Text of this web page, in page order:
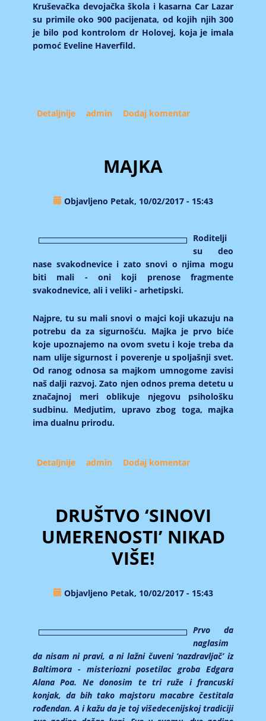
Kruševačka devojačka škola i kasarna Car Lazar
su primile oko 900 pacijenata, od kojih njih 300
je bilo pod kontrolom dr Holovej, koja je imala
pomoć Eveline Haverfild.
Detaljnije about Škotska baronesa Evelina Haverfield,
admin Dodaj komentar
MAJKA
Objavljeno Petak, 10/02/2017 - 15:43
Roditelji
su deo
nase svakodnevice i zato snovi o njima mogu
biti mali - oni koji prenose fragmente
svakodnevice, ali i veliki - arhetipski.
Najpre, tu su mali snovi o majci koji ukazuju na
potrebu da za sigurnošću. Majka je prvo biće
koje upoznajemo na ovom svetu i koje treba da
nam ulije sigurnost i poverenje u spoljašnji svet.
Od ranog odnosa sa majkom umnogome zavisi
naš dalji razvoj. Zato njen odnos prema detetu u
značajnoj meri oblikuje njegovu psihološku
sudbinu. Medjutim, upravo zbog toga, majka
ima dualnu prirodu.
Detaljnije about Majka
admin Dodaj komentar
DRUŠTVO ‘SINOVI
UMERENOSTI’ NIKAD
VIŠE!
Objavljeno Petak, 10/02/2017 - 15:43
Prvo da
naglasim
da nisam ni pravi, a ni lažni čuveni ‘nazdravljač’ iz
Baltimora - misteriozni posetilac groba Edgara
Alana Poa. Ne donosim te tri ruže i francuski
konjak, da bih tako majstoru macabre čestitala
rođendan. A i kažu da je toj višedecenijskoj tradiciji